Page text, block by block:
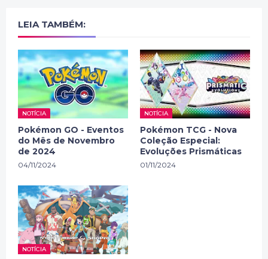
LEIA TAMBÉM:
NOTÍCIA
Pokémon GO - Eventos
do Mês de Novembro
de 2024
04/11/2024
NOTÍCIA
Pokémon TCG - Nova
Coleção Especial:
Evoluções Prismáticas
01/11/2024
NOTÍCIA